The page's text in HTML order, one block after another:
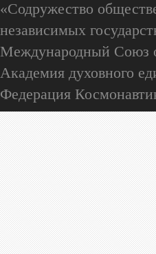
«Содружество
независимых
Международный Союз
Академия духовного
Федерация